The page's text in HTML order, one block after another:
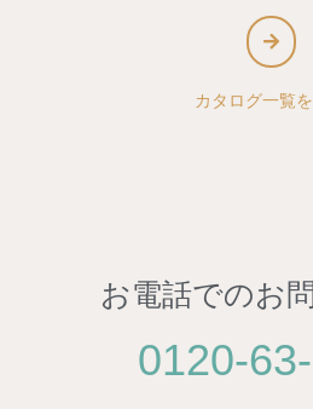
カタログ一覧
お電話でのお
0120-